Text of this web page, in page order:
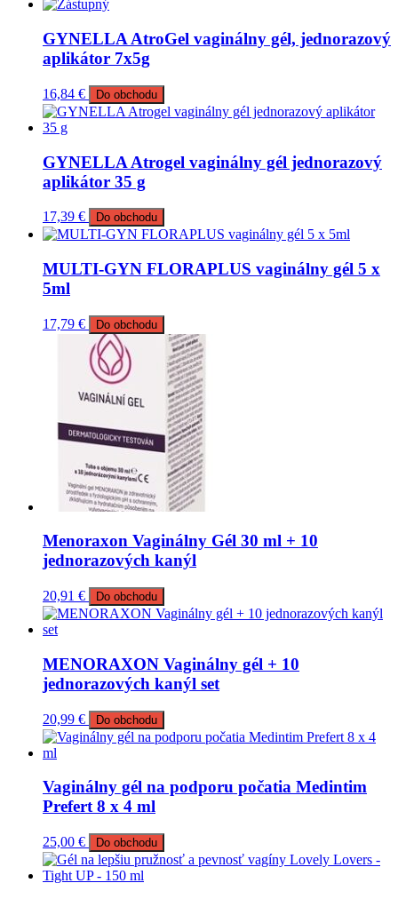
GYNELLA AtroGel vaginálny gél, jednorazový
aplikátor 7x5g
16,84 € Do obchodu
GYNELLA Atrogel vaginálny gél jednorazový
aplikátor 35 g
17,39 € Do obchodu
MULTI-GYN FLORAPLUS vaginálny gél 5 x
5ml
17,79 € Do obchodu
Menoraxon Vaginálny Gél 30 ml + 10
jednorazových kanýl
20,91 € Do obchodu
MENORAXON Vaginálny gél + 10
jednorazových kanýl set
20,99 € Do obchodu
Vaginálny gél na podporu počatia Medintim
Prefert 8 x 4 ml
25,00 € Do obchodu